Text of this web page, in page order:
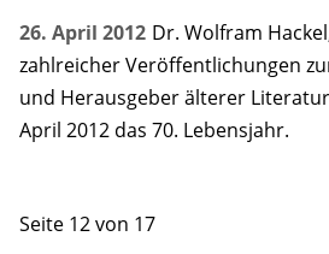
26. April 2012 Dr. Wolfram
zahlreicher Veröffentlichungen
und Herausgeber älterer
April 2012 das 70. Lebensjahr.
Seite 12 von 17